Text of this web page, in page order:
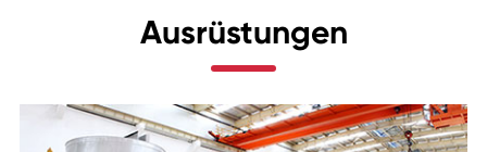
Ausrüstungen